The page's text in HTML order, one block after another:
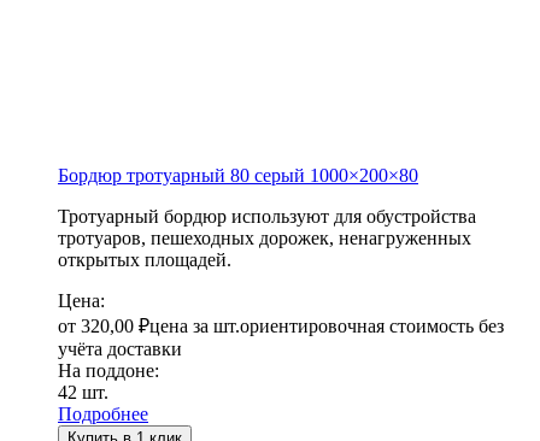
Бордюр тротуарный 80 серый 1000×200×80
Тротуарный бордюр используют для обустройства
тротуаров, пешеходных дорожек, ненагруженных
открытых площадей.
Цена:
от 320,00 ₽цена за шт.ориентировочная стоимость без
учёта доставки
На поддоне:
42 шт.
Подробнее